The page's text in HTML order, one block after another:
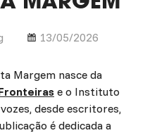
13/05/2026
Margem nasce da
e o Instituto
desde escritores,
é dedicada a